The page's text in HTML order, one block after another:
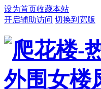
设为首页收藏本站
开启辅助访问 切换到宽版